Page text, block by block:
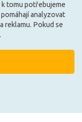
být u Vás 17. 8.
k tomu potřebujeme
analyzovat
reklamu. Pokud se
.